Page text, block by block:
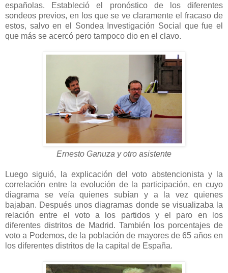
españolas. Estableció el pronóstico de los diferentes
sondeos previos, en los que se ve claramente el fracaso de
estos, salvo en el Sondea Investigación Social que fue el
que más se acercó pero tampoco dio en el clavo.
Ernesto Ganuza y otro asistente
Luego siguió, la explicación del voto abstencionista y la
correlación entre la evolución de la participación, en cuyo
diagrama se veía quienes subían y a la vez quienes
bajaban. Después unos diagramas donde se visualizaba la
relación entre el voto a los partidos y el paro en los
diferentes distritos de Madrid. También los porcentajes de
voto a Podemos, de la población de mayores de 65 años en
los diferentes distritos de la capital de España.